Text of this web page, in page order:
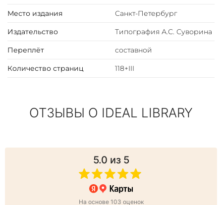
Место издания Санкт-Петербург
Издательство Типография А.С. Суворина
Переплёт составной
Количество страниц 118+III
ОТЗЫВЫ О IDEAL LIBRARY
5.0 из 5
На основе 103 оценок